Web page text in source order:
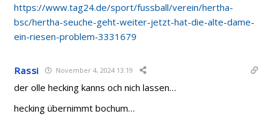
https://www.tag24.de/sport/fussball/verein/hertha-
bsc/hertha-seuche-geht-weiter-jetzt-hat-die-alte-dame-
ein-riesen-problem-3331679
Rassi November 4, 2024 13:19
der olle hecking kanns och nich lassen…
hecking übernimmt bochum…